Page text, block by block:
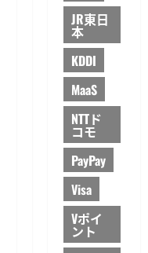
JR東日
本
KDDI
MaaS
NTTド
コモ
PayPay
Visa
Vポイ
ント